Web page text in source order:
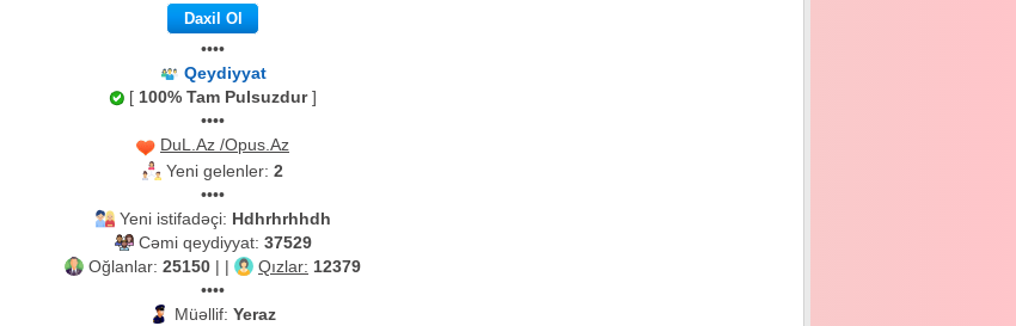
••••
Qeydiyyat
[ 100% Tam Pulsuzdur]
••••
DuL.Az /Opus.Az
Yeni gelenler: 2
••••
Yeni istifadəçi: Hdhrhrhhdh
Cəmi qeydiyyat: 37529
Oğlanlar: 25150 | | Qızlar: 12379
••••
Müəllif: Yeraz